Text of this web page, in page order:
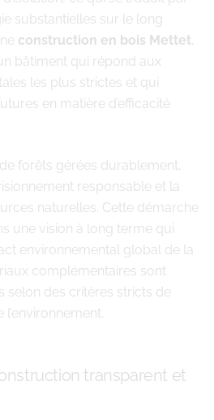
substantielles sur le long
construction en bois Mettet
bâtiment qui répond aux
les plus strictes et qui
en matière d’efficacité
forêts gérées durablement,
responsable et la
naturelles. Cette démarche
une vision à long terme qui
environnemental global de la
complémentaires sont
selon des critères stricts de
transparent et